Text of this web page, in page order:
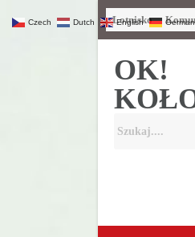
Lotnisko
OK!
Czech Dutch English German